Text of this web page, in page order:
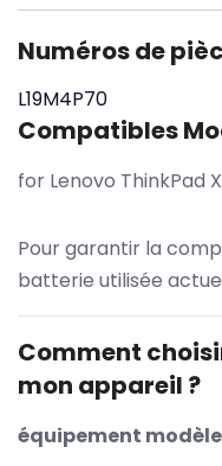
Numéros de
L19M4P70
Compatibles
for Lenovo ThinkPad
Pour garantir la
batterie utilisée
Comment
mon appareil ?
équipement modèle